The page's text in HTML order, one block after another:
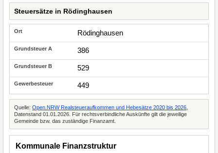
Steuersätze in Rödinghausen
Rödinghausen
386
529
449
Quelle: Open.NRW Realsteueraufkommen und Hebesätze 2020 bis 2026
Datenstand 01.01.2026. Für rechtsverbindliche Auskünfte gilt die jeweilige
Gemeinde bzw. das zuständige Finanzamt.
Kommunale Finanzstruktur